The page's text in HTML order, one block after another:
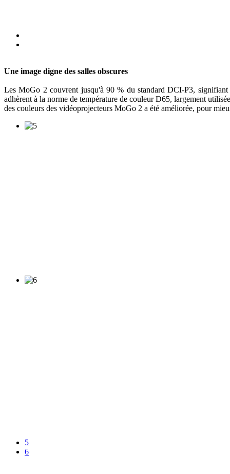
Une image digne des salles obscures
Les MoGo 2 couvrent jusqu'à 90 % du standard DCI-P3,
adhèrent à la norme de température de couleur D65, largement
des couleurs des vidéoprojecteurs MoGo 2 a été améliorée, pour
5
6